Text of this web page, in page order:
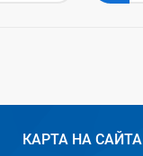
КАРТА НА САЙТА